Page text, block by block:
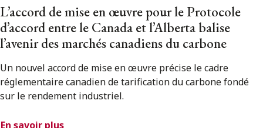
L’accord de mise en œuvre pour le Protocole
d’accord entre le Canada et l’Alberta balise
l’avenir des marchés canadiens du carbone
Un nouvel accord de mise en œuvre précise le cadre
réglementaire canadien de tarification du carbone fondé
sur le rendement industriel.
En savoir plus